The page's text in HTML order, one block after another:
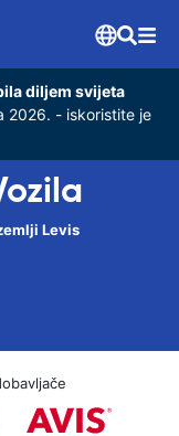
diljem svijeta
2026. - iskoristite je
Levis